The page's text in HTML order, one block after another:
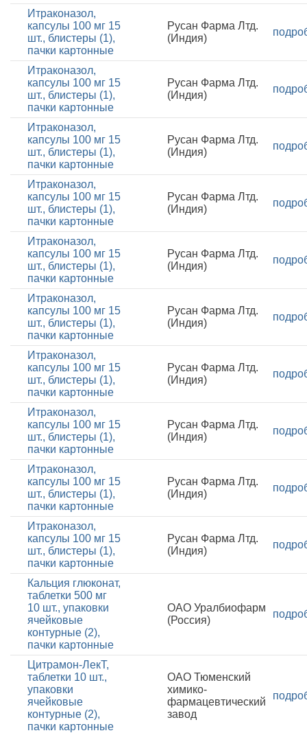
Итраконазол,
капсулы 100 мг 15
шт., блистеры (1),
пачки картонные
Русан Фарма Лтд.
(Индия)
Итраконазол,
капсулы 100 мг 15
шт., блистеры (1),
пачки картонные
Русан Фарма Лтд.
(Индия)
Итраконазол,
капсулы 100 мг 15
шт., блистеры (1),
пачки картонные
Русан Фарма Лтд.
(Индия)
Итраконазол,
капсулы 100 мг 15
шт., блистеры (1),
пачки картонные
Русан Фарма Лтд.
(Индия)
Итраконазол,
капсулы 100 мг 15
шт., блистеры (1),
пачки картонные
Русан Фарма Лтд.
(Индия)
Итраконазол,
капсулы 100 мг 15
шт., блистеры (1),
пачки картонные
Русан Фарма Лтд.
(Индия)
Итраконазол,
капсулы 100 мг 15
шт., блистеры (1),
пачки картонные
Русан Фарма Лтд.
(Индия)
Итраконазол,
капсулы 100 мг 15
шт., блистеры (1),
пачки картонные
Русан Фарма Лтд.
(Индия)
Итраконазол,
капсулы 100 мг 15
шт., блистеры (1),
пачки картонные
Русан Фарма Лтд.
(Индия)
Итраконазол,
капсулы 100 мг 15
шт., блистеры (1),
пачки картонные
Русан Фарма Лтд.
(Индия)
Кальция глюконат,
таблетки 500 мг
10 шт., упаковки
ячейковые
контурные (2),
пачки картонные
ОАО Уралбиофарм
(Россия)
Цитрамон-ЛекТ,
таблетки 10 шт.,
упаковки
ячейковые
контурные (2),
пачки картонные
ОАО Тюменский
химико-
фармацевтический
завод